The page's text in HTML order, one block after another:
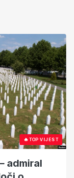
🔥TOP VIJEST
admiral